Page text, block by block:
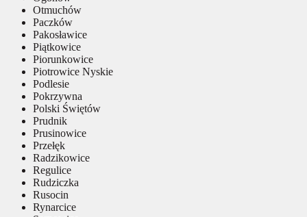
Otmuchów
Paczków
Pakosławice
Piątkowice
Piorunkowice
Piotrowice Nyskie
Podlesie
Pokrzywna
Polski Świętów
Prudnik
Prusinowice
Przełęk
Radzikowice
Regulice
Rudziczka
Rusocin
Rynarcice